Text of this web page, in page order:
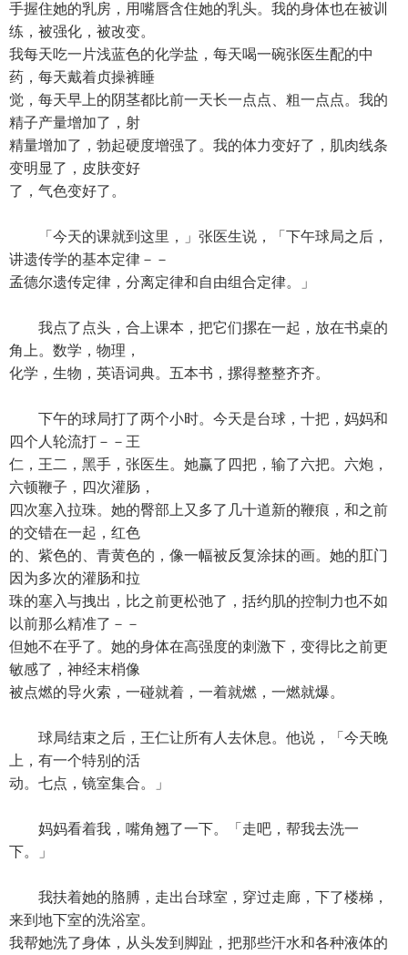
手握住她的乳房，用嘴唇含住她的乳头。我的身体也在被训
练，被强化，被改变。
我每天吃一片浅蓝色的化学盐，每天喝一碗张医生配的中
药，每天戴着贞操裤睡
觉，每天早上的阴茎都比前一天长一点点、粗一点点。我的
精子产量增加了，射
精量增加了，勃起硬度增强了。我的体力变好了，肌肉线条
变明显了，皮肤变好
了，气色变好了。
「今天的课就到这里，」张医生说，「下午球局之后，
讲遗传学的基本定律－－
孟德尔遗传定律，分离定律和自由组合定律。」
我点了点头，合上课本，把它们摞在一起，放在书桌的
角上。数学，物理，
化学，生物，英语词典。五本书，摞得整整齐齐。
下午的球局打了两个小时。今天是台球，十把，妈妈和
四个人轮流打－－王
仁，王二，黑手，张医生。她赢了四把，输了六把。六炮，
六顿鞭子，四次灌肠，
四次塞入拉珠。她的臀部上又多了几十道新的鞭痕，和之前
的交错在一起，红色
的、紫色的、青黄色的，像一幅被反复涂抹的画。她的肛门
因为多次的灌肠和拉
珠的塞入与拽出，比之前更松弛了，括约肌的控制力也不如
以前那么精准了－－
但她不在乎了。她的身体在高强度的刺激下，变得比之前更
敏感了，神经末梢像
被点燃的导火索，一碰就着，一着就燃，一燃就爆。
球局结束之后，王仁让所有人去休息。他说，「今天晚
上，有一个特别的活
动。七点，镜室集合。」
妈妈看着我，嘴角翘了一下。「走吧，帮我去洗一
下。」
我扶着她的胳膊，走出台球室，穿过走廊，下了楼梯，
来到地下室的洗浴室。
我帮她洗了身体，从头发到脚趾，把那些汗水和各种液体的